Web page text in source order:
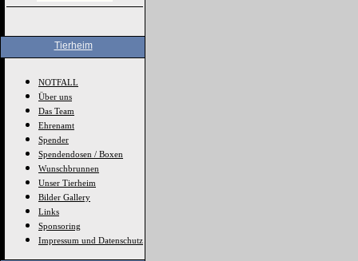
Tierheim
NOTFALL
Über uns
Das Team
Ehrenamt
Spender
Spendendosen / Boxen
Wunschbrunnen
Unser Tierheim
Bilder Gallery
Links
Sponsoring
Impressum und Datenschutz